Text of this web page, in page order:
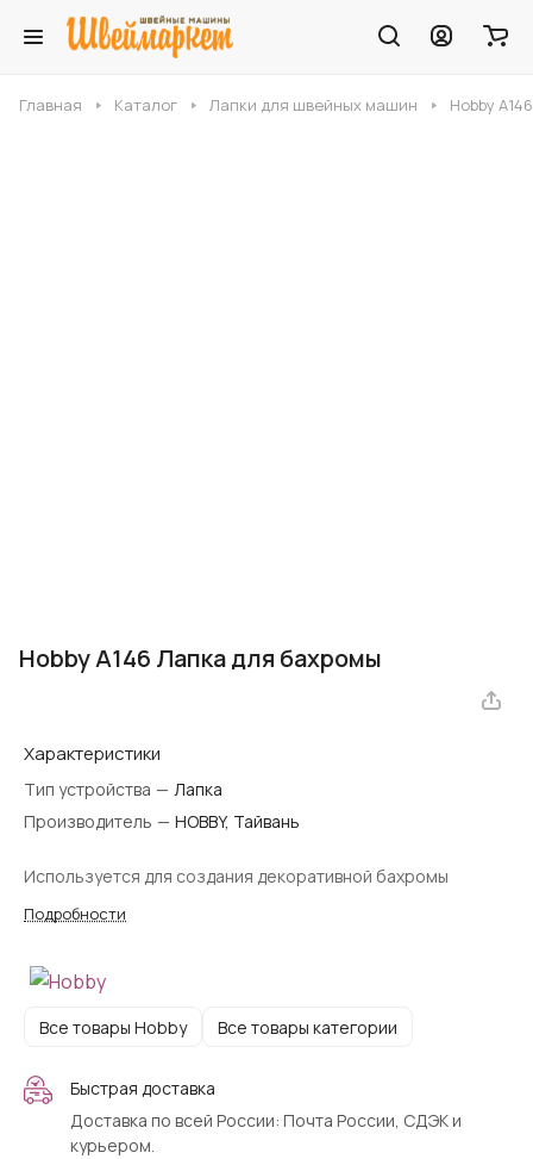
Главная Каталог Лапки для швейных машин Hobby
Hobby A146 Лапка для бахромы
Характеристики
Тип устройства — Лапка
Производитель — HOBBY, Тайвань
Используется для создания декоративной бахромы
Подробности
Все товары Hobby Все товары категории
Быстрая доставка
Доставка по всей России: Почта России, СДЭК и
курьером.